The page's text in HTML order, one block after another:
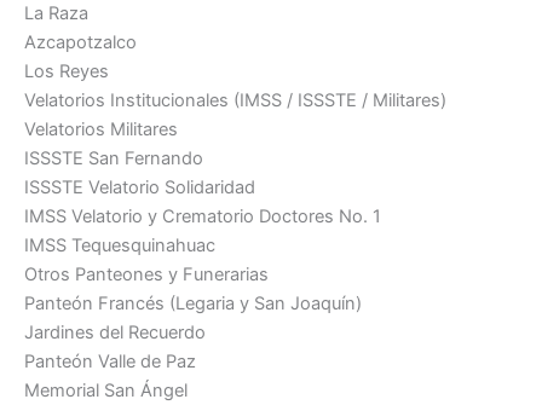
La Raza
Azcapotzalco
Los Reyes
Velatorios Institucionales (IMSS / ISSSTE / Militares)
Velatorios Militares
ISSSTE San Fernando
ISSSTE Velatorio Solidaridad
IMSS Velatorio y Crematorio Doctores No. 1
IMSS Tequesquinahuac
Otros Panteones y Funerarias
Panteón Francés (Legaria y San Joaquín)
Jardines del Recuerdo
Panteón Valle de Paz
Memorial San Ángel